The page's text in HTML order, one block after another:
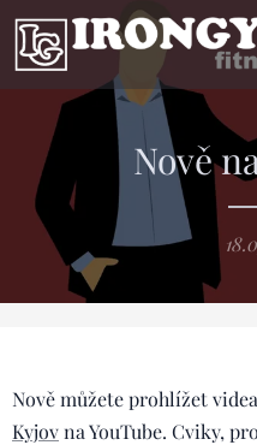
Nově
Nově můžete prohlížet
Kyjovna YouTube. Cviky,